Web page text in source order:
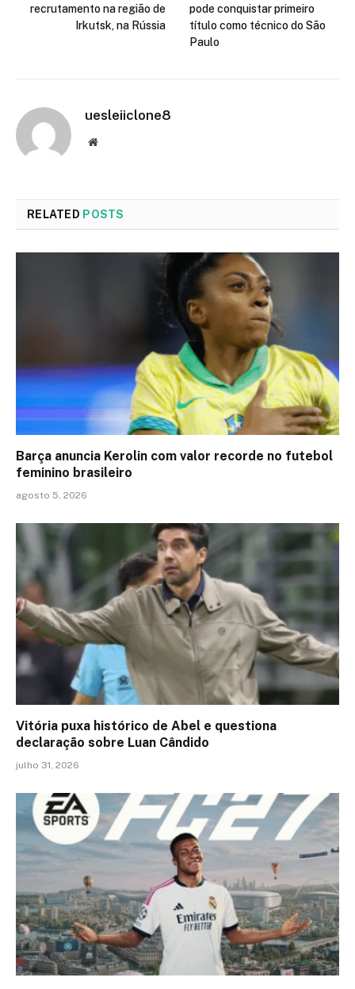
recrutamento na região de
Irkutsk, na Rússia
pode conquistar primeiro
título como técnico do São
Paulo
uesleiiclone8
Website
RELATED POSTS
Barça anuncia Kerolin com valor recorde no futebol
feminino brasileiro
agosto 5, 2026
Vitória puxa histórico de Abel e questiona
declaração sobre Luan Cândido
julho 31, 2026